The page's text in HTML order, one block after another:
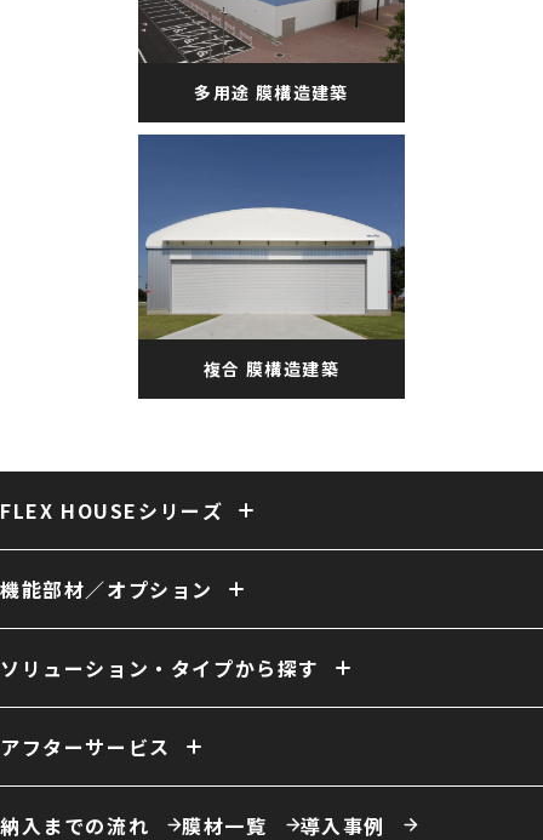
多用途 膜構造建築
複合 膜構造建築
FLEX HOUSEシリーズ
固定式テント倉庫 大型固定式テント倉庫
伸縮式テント倉庫
保冷・保温テント倉庫
多用途 膜構造建築
機能部材／オプション
開口／出入口 庇／側面開口 雨樋 電動シャッター
外壁
換気
ファン 照明 室内床 クレーン
ソリューション・タイプから探す
ーソリューション例
農業用倉庫
車庫・格納庫
保温・保冷対応倉庫
仮置場 室内テント
事務所・オフィス
スポーツ施設・室内運動場
室内遊戯場 展示場 エコロジー施設
アフターサービス
膜材張り替え・建て替え 膜材劣化診断サービス 屋根改修
納入までの流れ 膜材一覧 導入事例